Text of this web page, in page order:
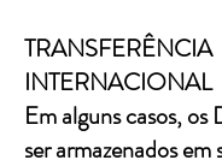
TRANSFERÊNCIA
INTERNACIONAL
Em alguns casos, os
ser armazenados em